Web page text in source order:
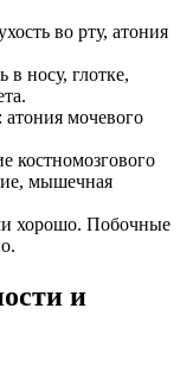
во рту, атония
в носу, глотке,
мочевого
костномозгового
мышечная
хорошо. Побочные
и